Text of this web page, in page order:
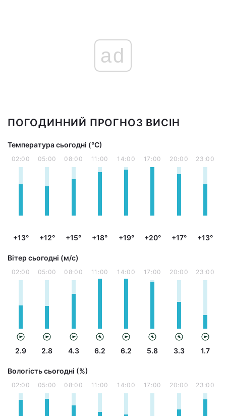
ad
ПОГОДИННИЙ ПРОГНОЗ ВИСІН
Температура сьогодні (°С)
02:00
+13°
05:00
+12°
08:00
+15°
11:00
+18°
14:00
+19°
17:00
+20°
20:00
+17°
23:00
+13°
Вітер сьогодні (м/с)
02:00
2.9
05:00
2.8
08:00
4.3
11:00
6.2
14:00
6.2
17:00
5.8
20:00
3.3
23:00
1.7
Вологість сьогодні (%)
02:00 05:00 08:00 11:00 14:00 17:00 20:00 23:00